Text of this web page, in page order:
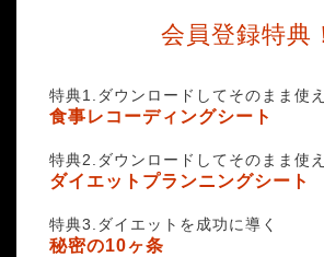
会員登録特典
特典1.ダウンロードしてそのまま使え
食事レコーディングシート
特典2.ダウンロードしてそのまま使え
ダイエットプランニングシート
特典3.ダイエットを成功に導く
秘密の10ヶ条